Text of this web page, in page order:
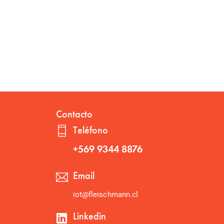
Contacto
Teléfono
+569 9344 8876
Email
iot@fleischmann.cl
Linkedin